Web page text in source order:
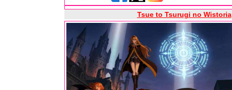
Tsue to Tsurugi no Wistoria